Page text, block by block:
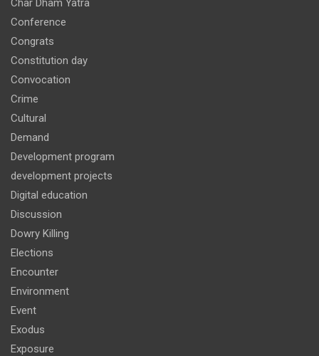
Char Dham Yatra
Conference
Congrats
Constitution day
Convocation
Crime
Cultural
Demand
Development program
development projects
Digital education
Discussion
Dowry Killing
Elections
Encounter
Environment
Event
Exodus
Exposure